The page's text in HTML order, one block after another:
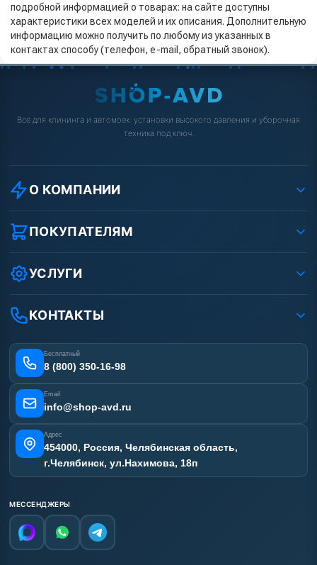
подробной информацией о товарах: на сайте доступны
характеристики всех моделей и их описания. Дополнительную
информацию можно получить по любому из указанных в
контактах способу (телефон, e-mail, обратный звонок).
Всё для клининга и автомоек: установки высокого давления и уборочная
техника под ключ.
О КОМПАНИИ
О компании
Реквизиты ООО «Шоп АВД»
Защита данных клиента
Условия соглашения
Вакансии
Статьи
ПОКУПАТЕЛЯМ
Как заказать?
Оплата
Доставка
Лизинг
Получить скидку
УСЛУГИ
Ремонт АВД
Сертификаты
Наши работы
Отзывы наших клиентов
Карта сайта
КОНТАКТЫ
Бесплатный
8 (800) 350-16-98
Email
info@shop-avd.ru
Адрес
454000, Россия, Челябинская область,
г.Челябинск, ул.Нахимова, 18п
МЕССЕНДЖЕРЫ